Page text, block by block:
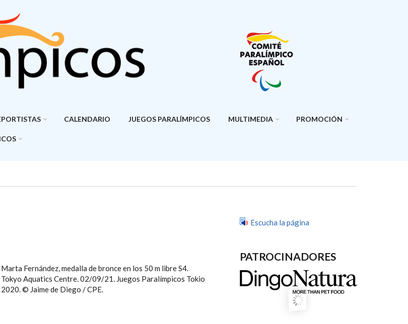
CALENDARIO JUEGOS PARALÍMPICOS MULTIMEDIA PROMOCIÓN
Marta Fernández, medalla de bronce en los 50 m libre S4.
Tokyo Aquatics Centre. 02/09/21. Juegos Paralímpicos Tokio
2020. © Jaime de Diego / CPE.
Escucha la página
PATROCINADORES